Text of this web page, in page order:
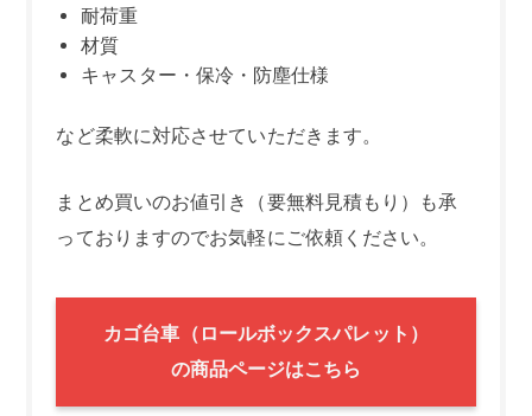
耐荷重
材質
キャスター・保冷・防塵仕様
など柔軟に対応させていただきます。
まとめ買いのお値引き（要無料見積もり）も承
っておりますのでお気軽にご依頼ください。
カゴ台車（ロールボックスパレット）
の商品ページはこちら